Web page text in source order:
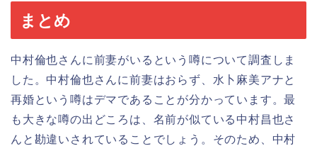
まとめ
中村倫也さんに前妻がいるという噂について調査しま
した。中村倫也さんに前妻はおらず、水卜麻美アナと
再婚という噂はデマであることが分かっています。最
も大きな噂の出どころは、名前が似ている中村昌也さ
んと勘違いされていることでしょう。そのため、中村